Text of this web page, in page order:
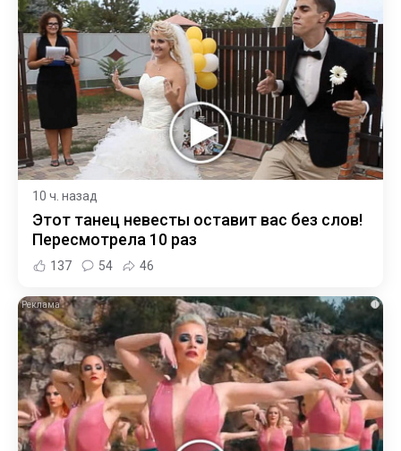
10 ч. назад
Этот танец невесты оставит вас без слов!
Пересмотрела 10 раз
137 54 46
i